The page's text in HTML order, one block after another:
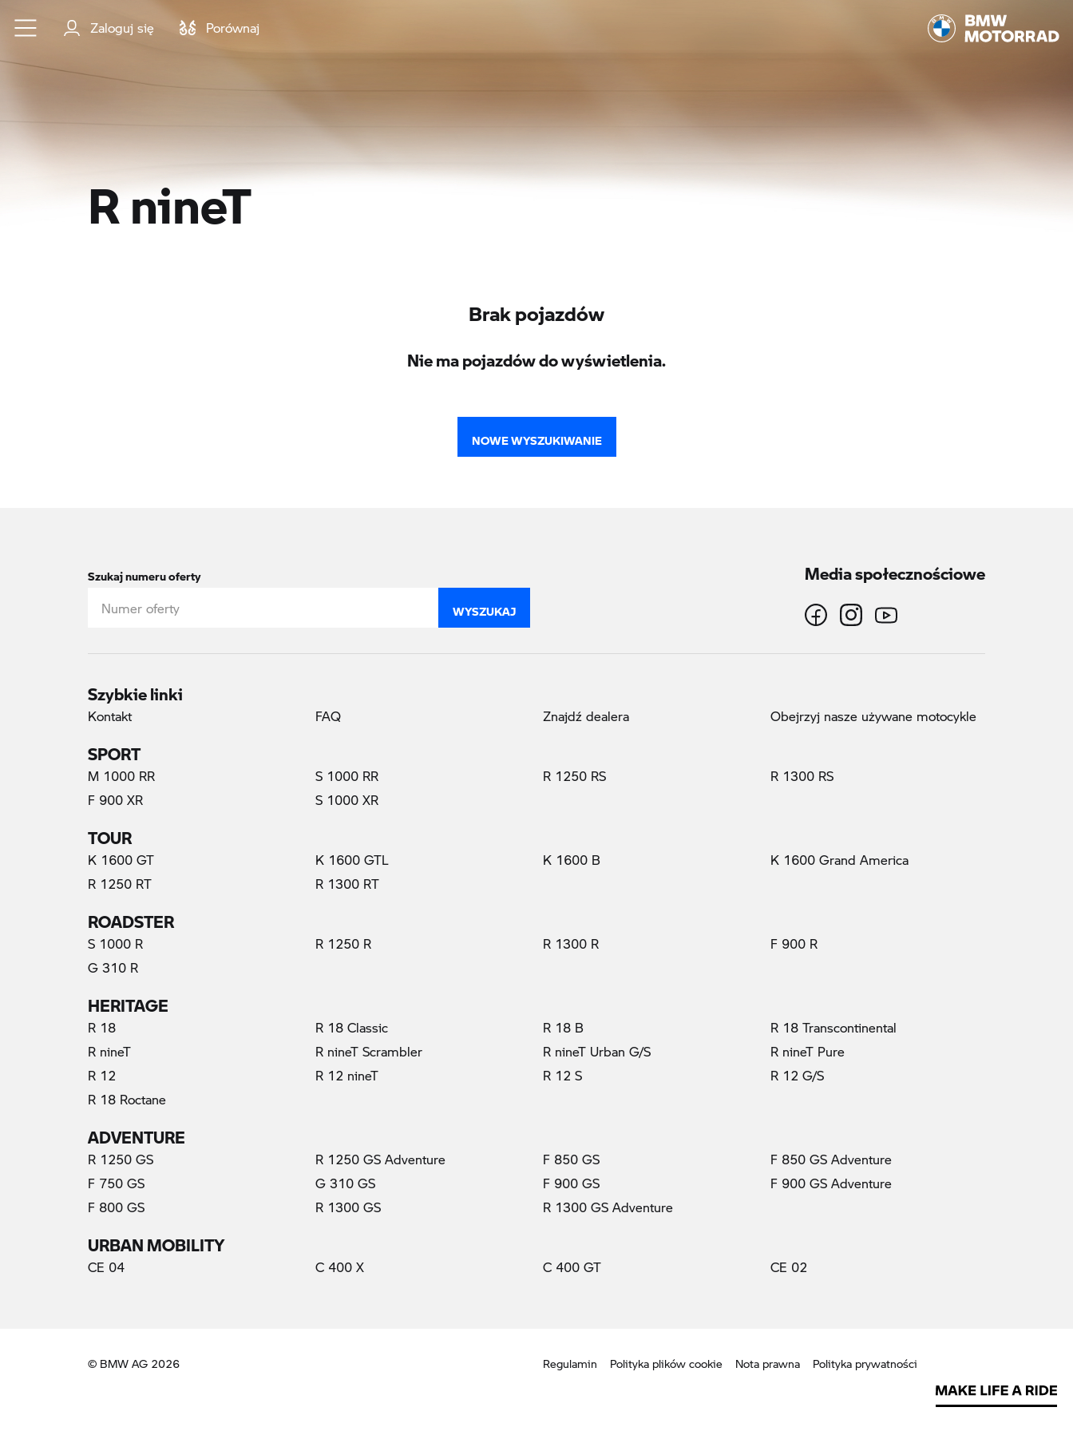
Przejdź do głównej treści
Zaloguj się Porównaj
R nineT
Brak pojazdów
Nie ma pojazdów do wyświetlenia.
NOWE WYSZUKIWANIE
Szukaj numeru oferty
WYSZUKAJ
Media społecznościowe
Szybkie linki
Kontakt FAQ Znajdź dealera Obejrzyj nasze używane motocykle
SPORT
M 1000 RR S 1000 RR R 1250 RS
R 1300 RS
F 900 XR
S 1000 XR
TOUR
K 1600 GT K 1600 GTL K 1600 B
K 1600 Grand America
R 1250 RT
R 1300 RT
ROADSTER
S 1000 R R 1250 R R 1300 R
F 900 R
G 310 R
HERITAGE
R 18 R 18 Classic R 18 B
R 18 Transcontinental
R nineT(prąd elektryczny) R nineT Scrambler R nineT Urban G/S
R nineT Pure
R 12
R 12 nineT R 12 S
R 12 G/S
R 18 Roctane
ADVENTURE
R 1250 GS R 1250 GS Adventure F 850 GS
F 850 GS Adventure
F 750 GS
G 310 GS F 900 GS
F 900 GS Adventure
F 800 GS
R 1300 GS R 1300 GS Adventure
URBAN MOBILITY
CE 04 C 400 X C 400 GT CE 02
Regulamin Polityka plików cookie Nota prawna Polityka prywatności
© BMW AG 2026